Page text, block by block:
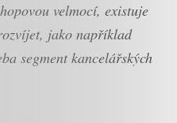
velmocí, existuje
jako například
segment kancelářských